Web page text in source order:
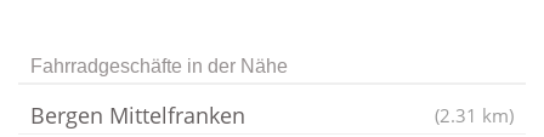
Fahrradgeschäfte in der Nähe
Bergen Mittelfranken (2.31 km)